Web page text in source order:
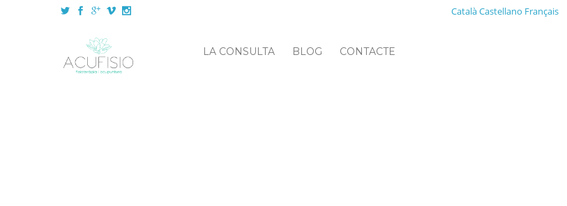
CatalàCastellano Français
LA CONSULTA BLOG CONTACTE